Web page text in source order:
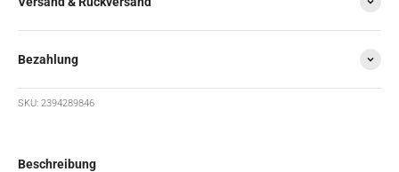
Bezahlung
SKU: 2394289846
Beschreibung